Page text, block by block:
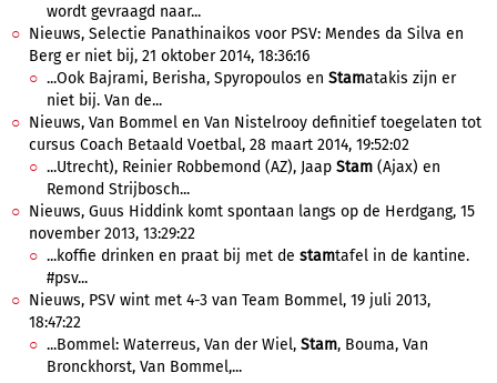
wordt gevraagd naar...
Nieuws, Selectie Panathinaikos voor PSV: Mendes da Silva en
Berg er niet bij, 21 oktober 2014, 18:36:16
...Ook Bajrami, Berisha, Spyropoulos en Stamatakis zijn er
niet bij. Van de...
Nieuws, Van Bommel en Van Nistelrooy definitief toegelaten tot
cursus Coach Betaald Voetbal, 28 maart 2014, 19:52:02
...Utrecht), Reinier Robbemond (AZ), Jaap Stam (Ajax) en
Remond Strijbosch...
Nieuws, Guus Hiddink komt spontaan langs op de Herdgang, 15
november 2013, 13:29:22
...koffie drinken en praat bij met de stamtafel in de kantine.
#psv...
Nieuws, PSV wint met 4-3 van Team Bommel, 19 juli 2013,
18:47:22
...Bommel: Waterreus, Van der Wiel, Stam, Bouma, Van
Bronckhorst, Van Bommel,...